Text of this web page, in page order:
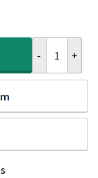
975,00 €.
694,90 €.